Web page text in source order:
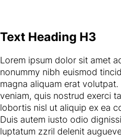
Text Heading H3
Lorem ipsum dolor sit amet
nonummy nibh euismod
magna aliquam erat
veniam, quis nostrud exerci
lobortis nisl ut aliquip ex ea
Duis autem iusto odio
luptatum zzril delenit